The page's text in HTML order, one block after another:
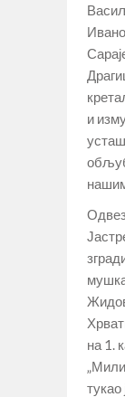
и
на 1.
тукао